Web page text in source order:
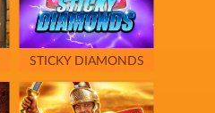
STICKY DIAMONDS